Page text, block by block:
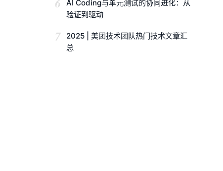
AI Coding与单元测试的协同进化：从
验证到驱动
7
2025 | 美团技术团队热门技术文章汇
总